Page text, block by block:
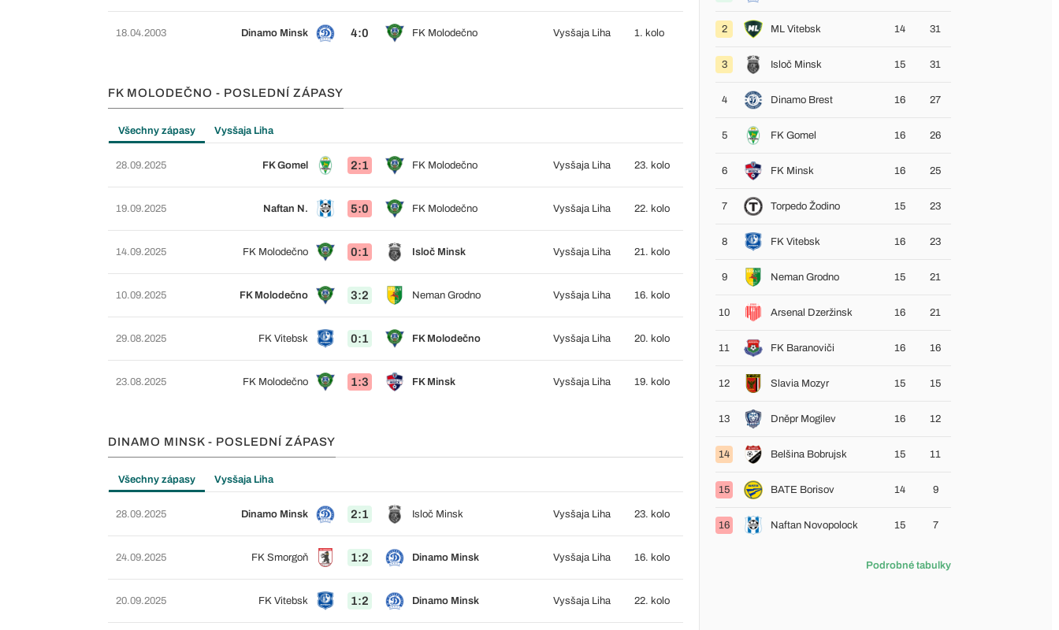
18.04.2003 Dinamo Minsk 4:0 FK Molodečno Vysšaja Liha 1. kolo
FK MOLODEČNO - POSLEDNÍ ZÁPASY
Všechny zápasy Vysšaja Liha
28.09.2025 FK Gomel 2:1 FK Molodečno Vysšaja Liha 23. kolo
19.09.2025 Naftan N. 5:0 FK Molodečno Vysšaja Liha 22. kolo
14.09.2025 FK Molodečno 0:1 Isloč Minsk Vysšaja Liha 21. kolo
10.09.2025 FK Molodečno 3:2 Neman Grodno Vysšaja Liha 16. kolo
29.08.2025 FK Vitebsk 0:1 FK Molodečno Vysšaja Liha 20. kolo
23.08.2025 FK Molodečno 1:3 FK Minsk Vysšaja Liha 19. kolo
DINAMO MINSK - POSLEDNÍ ZÁPASY
Všechny zápasy Vysšaja Liha
28.09.2025 Dinamo Minsk 2:1 Isloč Minsk Vysšaja Liha 23. kolo
24.09.2025 FK Smorgoň 1:2 Dinamo Minsk Vysšaja Liha 16. kolo
20.09.2025 FK Vitebsk 1:2 Dinamo Minsk Vysšaja Liha 22. kolo
2 ML Vitebsk 14 31
3 Isloč Minsk 15 31
4 Dinamo Brest 16 27
5 FK Gomel 16 26
6 FK Minsk 16 25
7 Torpedo Žodino 15 23
8 FK Vitebsk 16 23
9 Neman Grodno 15 21
10 Arsenal Dzeržinsk 16 21
11 FK Baranoviči 16 16
12 Slavia Mozyr 15 15
13 Dněpr Mogilev 16 12
14 Belšina Bobrujsk 15 11
15 BATE Borisov 14 9
16 Naftan Novopolock 15 7
Podrobné tabulky